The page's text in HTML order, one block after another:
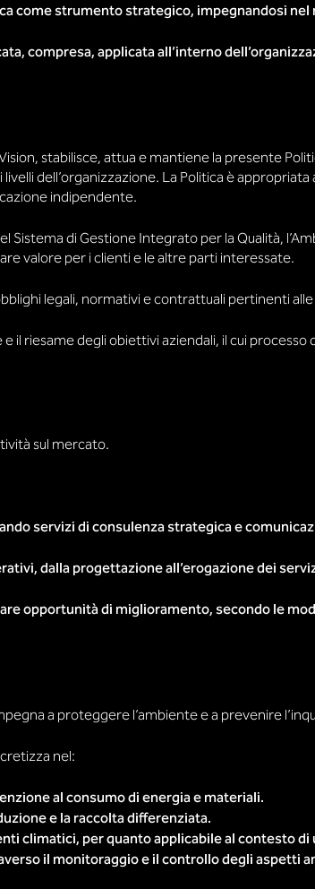
come strumento strategico, impegnandosi
compresa, applicata all’interno
stabilisce, attua e mantiene la presente
dell’organizzazione. La Politica è
indipendente.
di Gestione Integrato per la Qualità,
valore per i clienti e le altre parti interessate.
legali, normativi e contrattuali pertinenti
riesame degli obiettivi aziendali, il cui
sul mercato.
servizi di consulenza strategica e
dalla progettazione all’erogazione dei
opportunità di miglioramento, secondo le
a proteggere l’ambiente e a prevenire
nel:
al consumo di energia e materiali.
e la raccolta differenziata.
climatici, per quanto applicabile al contesto di
il monitoraggio e il controllo degli aspetti